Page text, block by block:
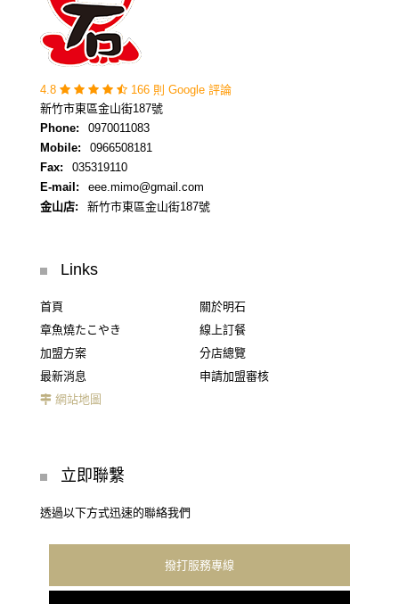
4.8
166 則 Google 評論
新竹市東區金山街187號
Phone:
0970011083
Mobile:
0966508181
Fax:
035319110
E-mail:
eee.mimo@gmail.com
金山店:
新竹市東區金山街187號
Links
首頁
關於明石
章魚燒たこやき
線上訂餐
加盟方案
分店總覽
最新消息
申請加盟審核
網站地圖
立即聯繫
透過以下方式迅速的聯絡我們
撥打服務專線